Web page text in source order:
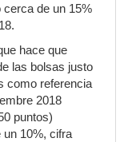
de un 15%
hace que
las bolsas justo
como referencia
2018
puntos)
10%, cifra